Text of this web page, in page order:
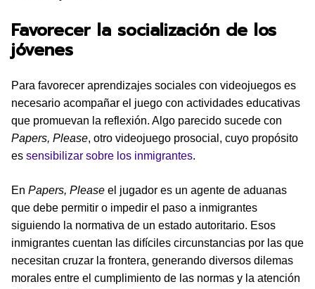
Favorecer la socialización de los
jóvenes
Para favorecer aprendizajes sociales con videojuegos es
necesario acompañar el juego con actividades educativas
que promuevan la reflexión. Algo parecido sucede con
Papers, Please, otro videojuego prosocial, cuyo propósito
es sensibilizar sobre los inmigrantes.
En Papers, Please el jugador es un agente de aduanas
que debe permitir o impedir el paso a inmigrantes
siguiendo la normativa de un estado autoritario. Esos
inmigrantes cuentan las difíciles circunstancias por las que
necesitan cruzar la frontera, generando diversos dilemas
morales entre el cumplimiento de las normas y la atención